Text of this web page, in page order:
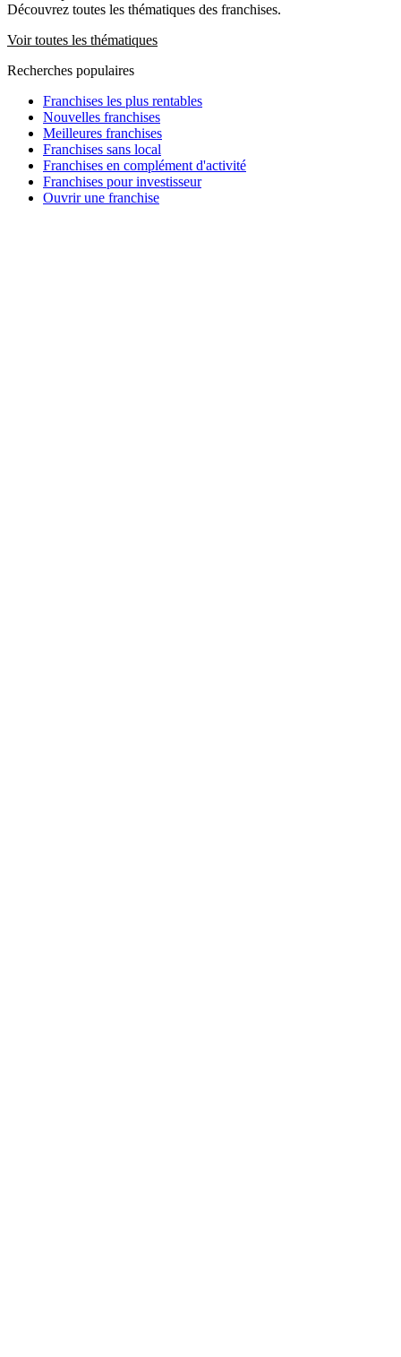
Découvrez toutes les thématiques des franchises.
Voir toutes les thématiques
Recherches populaires
Franchises les plus rentables
Nouvelles franchises
Meilleures franchises
Franchises sans local
Franchises en complément d'activité
Franchises pour investisseur
Ouvrir une franchise